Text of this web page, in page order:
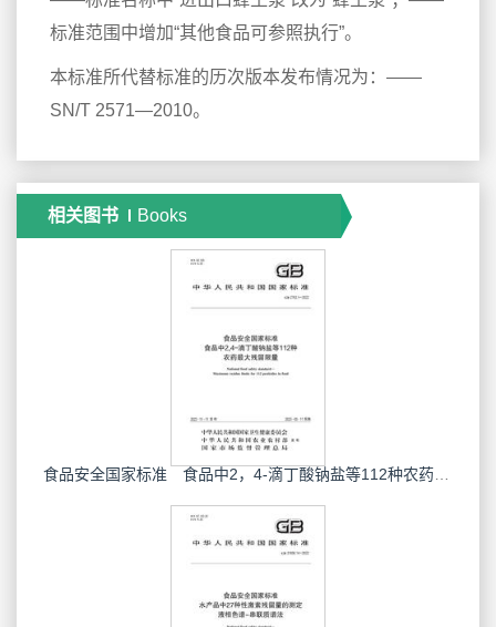
标准范围中增加“其他食品可参照执行”。
本标准所代替标准的历次版本发布情况为：——
SN/T 2571—2010。
相关图书 Books